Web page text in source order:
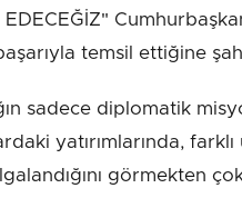
EDECEĞİZ"
temsil ettiğine
sadece diplomatik
yatırımlarında, farklı
görmekten